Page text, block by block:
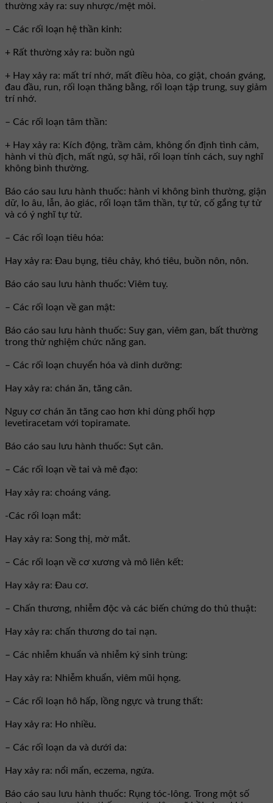
thường xảy ra: suy nhược/mệt mỏi.
– Các rối loạn hệ thần kinh:
+ Rất thường xảy ra: buồn ngủ
+ Hay xảy ra: mất trí nhớ, mất điều hòa, co giật, choán gváng,
đau đầu, run, rối loạn thăng bằng, rối loạn tập trung, suy giảm
trí nhớ.
– Các rối loạn tâm thần:
+ Hay xảy ra: Kích động, trầm cảm, không ổn định tình cảm,
hành vi thù địch, mất ngủ, sợ hãi, rối loạn tính cách, suy nghĩ
không bình thường.
Báo cáo sau lưu hành thuốc: hành vi không bình thường, giận
dữ, lo âu, lẫn, ảo giác, rối loạn tãm thần, tự tử, cố gắng tự tử
và có ý nghĩ tự tử.
– Các rối loạn tiêu hóa:
Hay xảy ra: Đau bụng, tiêu chảy, khó tiêu, buồn nôn, nôn.
Báo cáo sau lưu hành thuốc: Viêm tuỵ.
– Các rối loạn về gan mật:
Báo cáo sau lưu hành thuốc: Suy gan, viêm gan, bất thường
trong thử nghiệm chức năng gan.
– Các rối loạn chuyển hóa và dinh dưỡng:
Hay xảy ra: chán ăn, tăng cân.
Nguy cơ chán ăn tăng cao hơn khi dùng phối hợp
levetiracetam với topiramate.
Báo cáo sau lưu hành thuốc: Sụt cân.
– Các rối loạn về tai và mê đạo:
Hay xảy ra: choáng váng.
-Các rối loạn mắt:
Hay xảy ra: Song thị, mờ mắt.
– Các rối loạn về cơ xương và mô liên kết:
Hay xảy ra: Đau cơ.
– Chấn thương, nhiễm độc và các biến chứng do thủ thuật:
Hay xảy ra: chấn thương do tai nạn.
– Các nhiễm khuẩn và nhiễm ký sinh trùng:
Hay xảy ra: Nhiễm khuẩn, viêm mũi họng.
– Các rối loạn hô hấp, lồng ngực và trung thất:
Hay xảy ra: Ho nhiều.
– Các rối loạn da và dưới da:
Hay xảy ra: nổi mẩn, eczema, ngứa.
Báo cáo sau lưu hành thuốc: Rụng tóc-lông. Trong một số